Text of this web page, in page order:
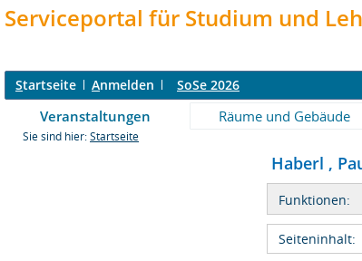
Serviceportal für Studium und
Startseite Anmelden SoSe 2026
Veranstaltungen Räume und Gebäude
Sie sind hier: Startseite
Haberl ,
Funktionen:
Seiteninhalt: